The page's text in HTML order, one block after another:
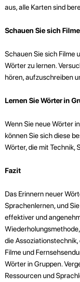
aus, alle Karten sind
Schauen Sie sich
Schauen Sie sich Filme
Wörter zu lernen.
hören, aufzuschreiben
Lernen Sie Wörter in
Wenn Sie neue Wörter
können Sie sich diese
Wörter, die mit Technik,
Fazit
Das Erinnern neuer
Sprachenlernen, und
effektiver und
die
Filme und
Wörter in Gruppen.
Ressourcen und